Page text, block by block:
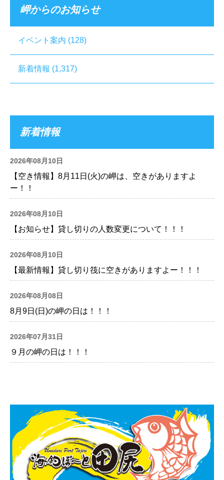
岬からのお知らせ
イベント案内 (128)
新着情報 (1,317)
新着情報
2026年08月10日
【空き情報】8月11日(火)の岬は、空きがありますよ
ー！！
2026年08月10日
【お知らせ】貸し切りの人数変更について！！！
2026年08月10日
【最新情報】貸し切り筏に空きがありますよー！！！
2026年08月08日
8月9日(日)の岬の日は！！！
2026年07月31日
９月の岬の日は！！！